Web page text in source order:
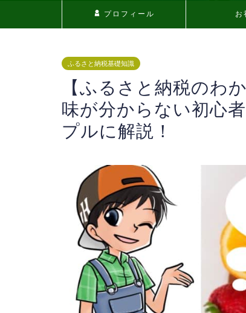
プロフィール お
ふるさと納税基礎知識
【ふるさと納税のわ
味が分からない初心
プルに解説！